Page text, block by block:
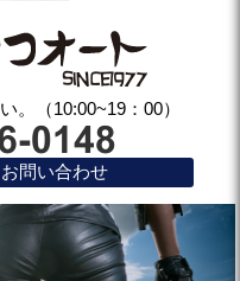
。（10:00~19：00）
問い合わせ